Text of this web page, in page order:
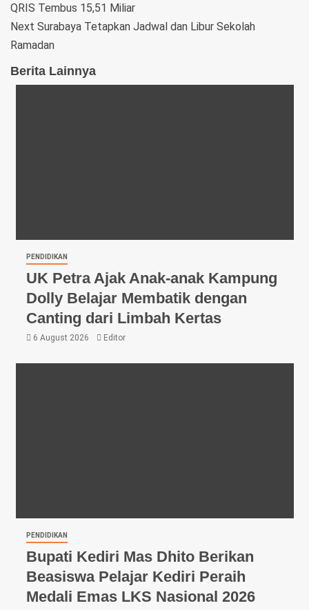
QRIS Tembus 15,51 Miliar
Next Surabaya Tetapkan Jadwal dan Libur Sekolah
Ramadan
Berita Lainnya
PENDIDIKAN
UK Petra Ajak Anak-anak Kampung
Dolly Belajar Membatik dengan
Canting dari Limbah Kertas
6 August 2026 Editor
PENDIDIKAN
Bupati Kediri Mas Dhito Berikan
Beasiswa Pelajar Kediri Peraih
Medali Emas LKS Nasional 2026